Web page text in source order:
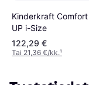
Kinderkraft Comfort
UP i-Size
122,29 €
Tai 21,36 €/kk.¹